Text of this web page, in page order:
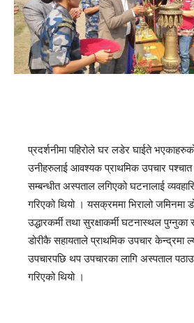
प्रदर्शनीमा पहिरोले घर लडेर घाईते
उनीहरुलाई आवश्यक प्राथमिक उपचार पश्चात
सम्बन्धीत अस्पताल लगिएको घटनालाई
गरिएको थियो । यसक्रममा भिरालो जमिनमा
उद्धारकर्मी तथा सुरक्षाकर्मी घटनास्थल
डोरीकै सहायताले प्राथमिक उपचार केन्द्रमा
उपचारपछि थप उपचारका लागि अस्पताल
गरिएको थियो ।